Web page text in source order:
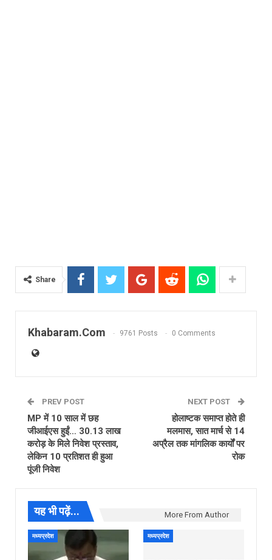
Share
Khabaram.Com 9761 Posts 0 Comments
PREV POST
MP में 10 साल में छह
जीआईएस हुईं… 30.13 लाख
करोड़ के मिले निवेश प्रस्ताव,
लेकिन 10 प्रतिशत ही हुआ
पूंजी निवेश
NEXT POST
होलाष्टक समाप्त होते ही
मलमास, सात मार्च से 14
अप्रैल तक मांगलिक कार्यों पर
रोक
यह भी पढ़ें... More From Author
मध्यप्रदेश मध्यप्रदेश